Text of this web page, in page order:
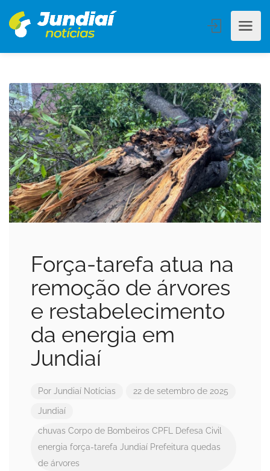
Força-tarefa atua na
remoção de árvores
e restabelecimento
da energia em
Jundiaí
Por Jundiaí Notícias 22 de setembro de 2025
Jundiaí
chuvas Corpo de Bombeiros CPFL Defesa Civil
energia força-tarefa Jundiaí Prefeitura quedas
de árvores